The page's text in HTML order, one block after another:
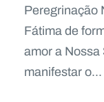
Peregrinação
Fátima de
amor a Nossa
manifestar o...